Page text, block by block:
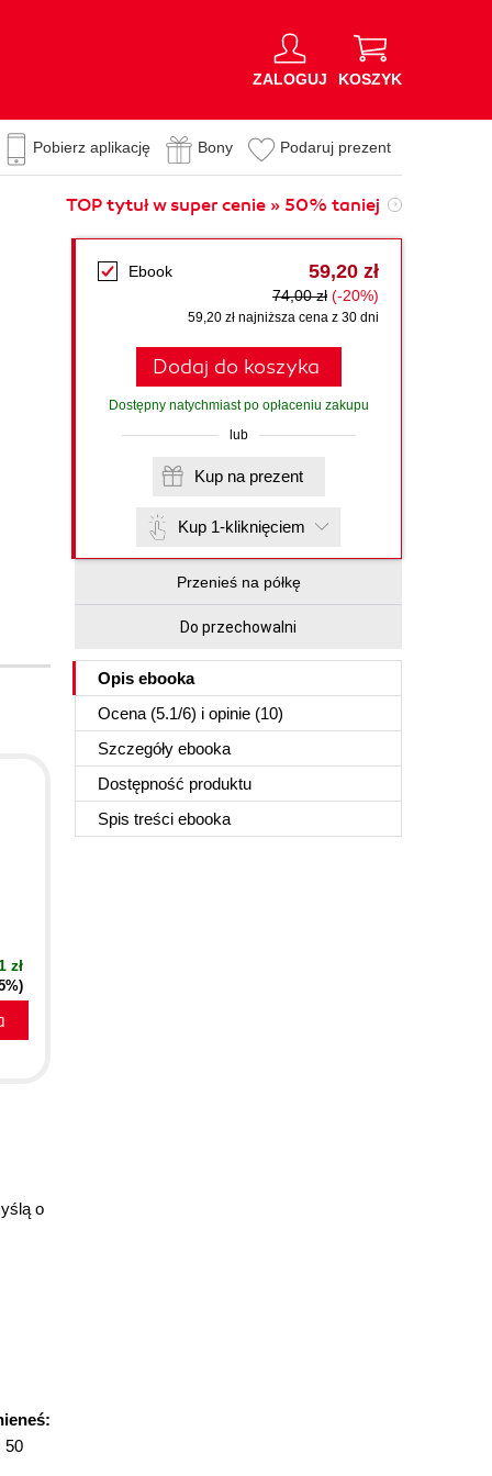
ZALOGUJ KOSZYK
Pobierz aplikację Bony Podaruj prezent
TOP tytuł w super cenie » 50% taniej
Ebook 59,20 zł
74,00 zł (-20%)
59,20 zł najniższa cena z 30 dni
Dodaj do koszyka
Dostępny natychmiast po opłaceniu zakupu
lub
Kup na prezent
Kup 1-kliknięciem
Przenieś na półkę
Do przechowalni
Opis ebooka
Ocena (5.1/6) i opinie (10)
Szczegóły ebooka
Dostępność produktu
Spis treści ebooka
zł
o
50